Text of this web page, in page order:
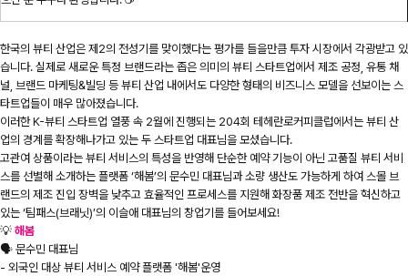
한국의 뷰티 산업은 제2의 전성기를 맞이했다는 평가를 들을만큼 투자 시장에서 각광받고 있
습니다. 실제로 새로운 특정 브랜드라는 좁은 의미의 뷰티 스타트업에서 제조 공정, 유통 채
널, 브랜드 마케팅&빌딩 등 뷰티 산업 내에서도 다양한 형태의 비즈니스 모델을 선보이는 스
타트업들이 매우 많아졌습니다.
이러한 K-뷰티 스타트업 열풍 속 2월에 진행되는 204회 테헤란로커피클럽에서는 뷰티 산
업의 경계를 확장해나가고 있는 두 스타트업 대표님을 모셨습니다.
고관여 상품이라는 뷰티 서비스의 특성을 반영해 단순한 예약 기능이 아닌 고품질 뷰티 서비
스를 선별해 소개하는 플랫폼 ‘해봄’의 문수민 대표님과 소량 생산도 가능하게 하여 스몰 브
랜드의 제조 진입 장벽을 낮추고 효율적인 프로세스를 지원해 화장품 제조 전반을 혁신하고
있는 ‘팀패스(브래닛)’의 이슬애 대표님의 창업기를 들어보세요!
💡 해봄
🗣️ 문수민 대표님
- 외국인 대상 뷰티 서비스 예약 플랫폼 '해봄'운영